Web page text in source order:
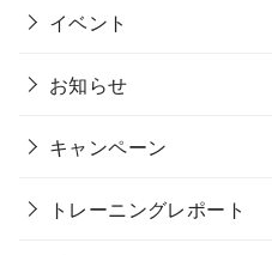
イベント
お知らせ
キャンペーン
トレーニングレポート